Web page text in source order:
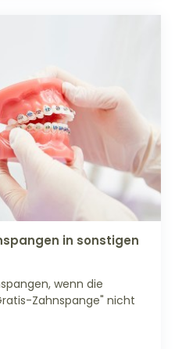
in sonstigen
wenn die
Zahnspange" nicht